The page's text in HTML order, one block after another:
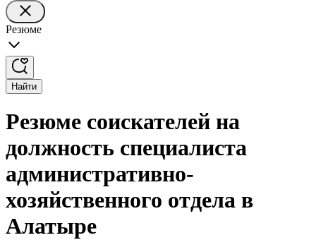
Резюме
Найти
Резюме соискателей на
должность специалиста
административно-
хозяйственного отдела в
Алатыре